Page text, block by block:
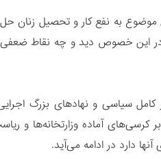
موضوع به نفع کار و تحصیل زنان
این خصوص دید و چه نقاط ضعفی
سیاسی و نهادهای بزرگ
آماده وزارتخانه‌ها و
دارد در ادامه می‌آید.